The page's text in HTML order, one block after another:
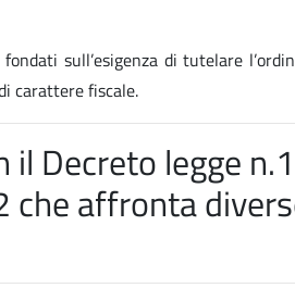
sull’esigenza di tutelare
carattere fiscale.
il Decreto legge
che affronta